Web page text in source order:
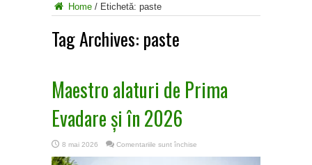
Home / Etichetă: paste
Tag Archives: paste
Maestro alaturi de Prima
Evadare și în 2026
8 mai 2026 Comentariile sunt închise
alaturi